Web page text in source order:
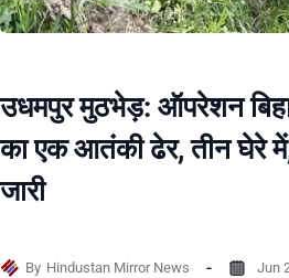
उधमपुर मुठभेड़: ऑपरेशन
का एक आतंकी ढेर, तीन घेरे
जारी
By Hindustan Mirror News Jun